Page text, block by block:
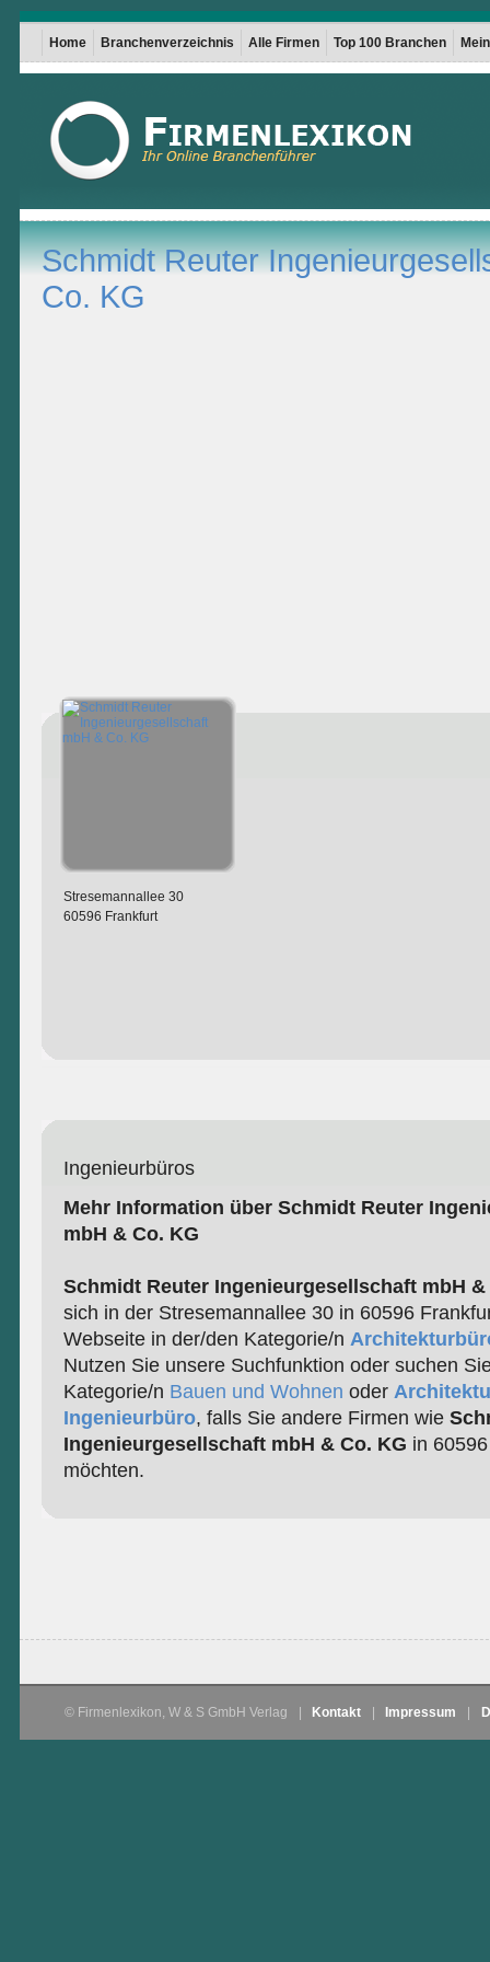
Home Branchenverzeichnis Alle Firmen Top 100 Branchen
Schmidt Reuter
Co. KG
Stresemannallee 30
60596 Frankfurt
Ingenieurbüros
Mehr Information über Schmidt Reuter
mbH & Co. KG
Schmidt Reuter Ingenieurgesellschaft mbH &
sich in der Stresemannallee 30 in 60596
Webseite in der/den Kategorie/n
Nutzen Sie unsere Suchfunktion oder suchen
Kategorie/n Bauen und Wohnen oder
Ingenieurbüro, falls Sie andere Firmen wie
Ingenieurgesellschaft mbH & Co. KG in
möchten.
© Firmenlexikon, W & S GmbH Verlag Kontakt Impressum